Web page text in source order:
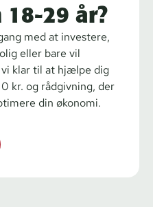
18-29 år?
med at investere,
eller bare vil
klar til at hjælpe dig
kr. og rådgivning, der
din økonomi.